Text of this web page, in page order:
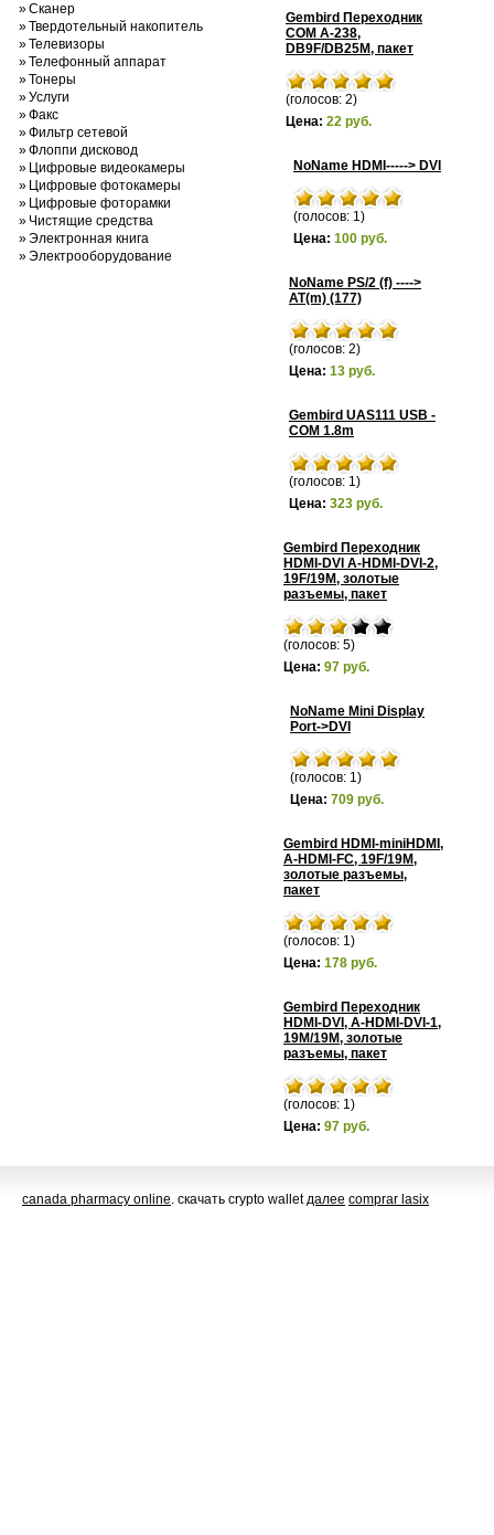
»Сканер
»Твердотельный накопитель
»Телевизоры
»Телефонный аппарат
»Тонеры
»Услуги
»Факс
»Фильтр сетевой
»Флоппи дисковод
» Цифровые видеокамеры
» Цифровые фотокамеры
» Цифровые фоторамки
» Чистящие средства
»Электронная книга
»Электрооборудование
Gembird Переходник
COM A-238,
DB9F/DB25M, пакет
(голосов: 2)
Цена: 22 руб.
NoName HDMI-----> DVI
(голосов: 1)
Цена: 100 руб.
NoName PS/2 (f) ---->
AT(m) (177)
(голосов: 2)
Цена: 13 руб.
Gembird UAS111 USB -
COM 1.8m
(голосов: 1)
Цена: 323 руб.
Gembird Переходник
HDMI-DVI A-HDMI-DVI-2,
19F/19M, золотые
разъемы, пакет
(голосов: 5)
Цена: 97 руб.
NoName Mini Display
Port->DVI
(голосов: 1)
Цена: 709 руб.
Gembird HDMI-miniHDMI,
A-HDMI-FC, 19F/19M,
золотые разъемы,
пакет
(голосов: 1)
Цена: 178 руб.
Gembird Переходник
HDMI-DVI, A-HDMI-DVI-1,
19M/19M, золотые
разъемы, пакет
(голосов: 1)
Цена: 97 руб.
canada pharmacy online. скачать crypto walletдалее comprar lasix